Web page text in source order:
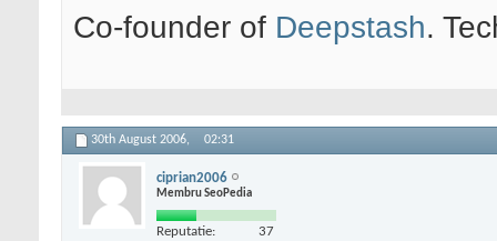
Co-founder of Deepstash.
30th August 2006, 02:31
ciprian2006
Membru SeoPedia
Reputatie: 37